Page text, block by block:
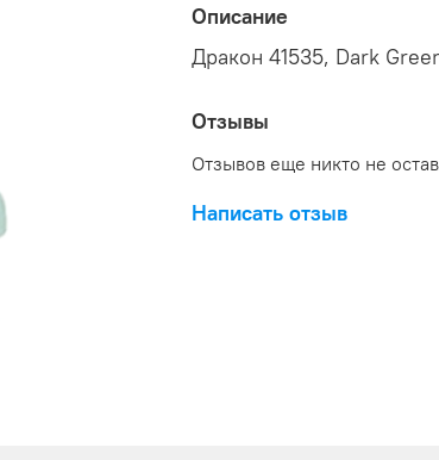
Описание
Дракон 41535, Dark
Отзывы
Отзывов еще никто не
Написать отзыв